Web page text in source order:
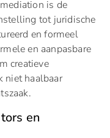
is de
tot juridische
en formeel
en aanpasbare
creatieve
niet haalbaar
en